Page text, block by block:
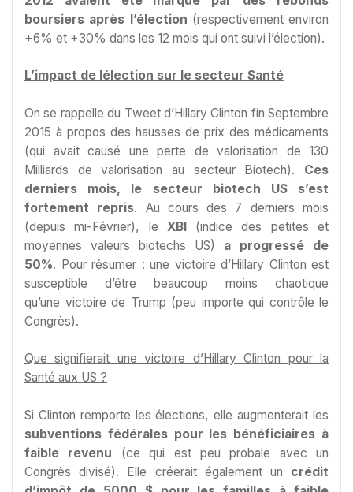
boursiers après l’élection (respectivement environ
+6% et +30% dans les 12 mois qui ont suivi l’élection).
L’impact de lélection sur le secteur Santé
On se rappelle du Tweet d’Hillary Clinton fin Septembre
2015 à propos des hausses de prix des médicaments
(qui avait causé une perte de valorisation de 130
Milliards de valorisation au secteur Biotech). Ces
derniers mois, le secteur biotech US s’est
fortement repris. Au cours des 7 derniers mois
(depuis mi-Février), le XBI(indice des petites et
moyennes valeurs biotechs US)
a progressé de
50%. Pour résumer : une victoire d’Hillary Clinton est
susceptible d’être beaucoup moins chaotique
qu’une victoire de Trump (peu importe qui contrôle le
Congrès).
Que signifierait une victoire d’Hillary Clinton pour la
Santé aux US ?
Si Clinton remporte les élections, elle augmenterait les
subventions fédérales pour les bénéficiaires à
faible revenu (ce qui est peu probale avec un
Congrès divisé). Elle créerait également un crédit